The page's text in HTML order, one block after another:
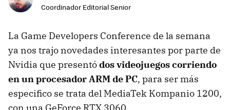
Coordinador Editorial Senior
La Game Developers Conference de la semana
ya nos trajo novedades interesantes por parte de
Nvidia que presentódos videojuegos corriendo
en un procesador ARM de PC, para ser más
especifico se trata del MediaTek Kompanio 1200,
con una GeForce RTX 3060.